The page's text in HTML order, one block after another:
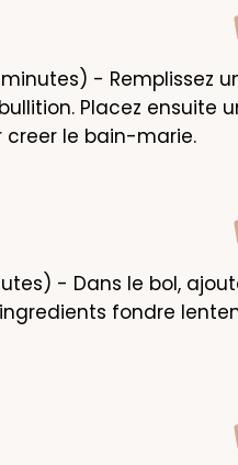
- Remplissez
Placez ensuite
le bain-marie.
- Dans le bol,
fondre